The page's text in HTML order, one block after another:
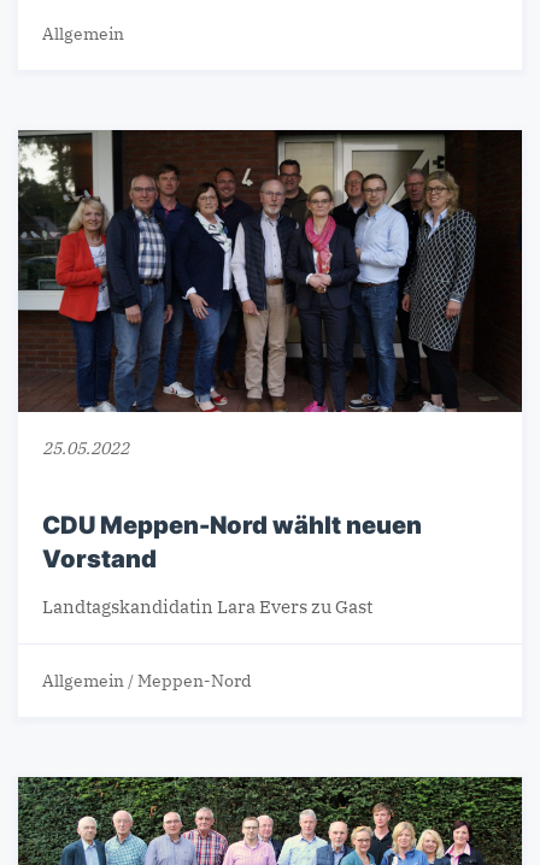
Allgemein
25.05.2022
CDU Meppen-Nord wählt neuen
Vorstand
Landtagskandidatin Lara Evers zu Gast
Allgemein /Meppen-Nord